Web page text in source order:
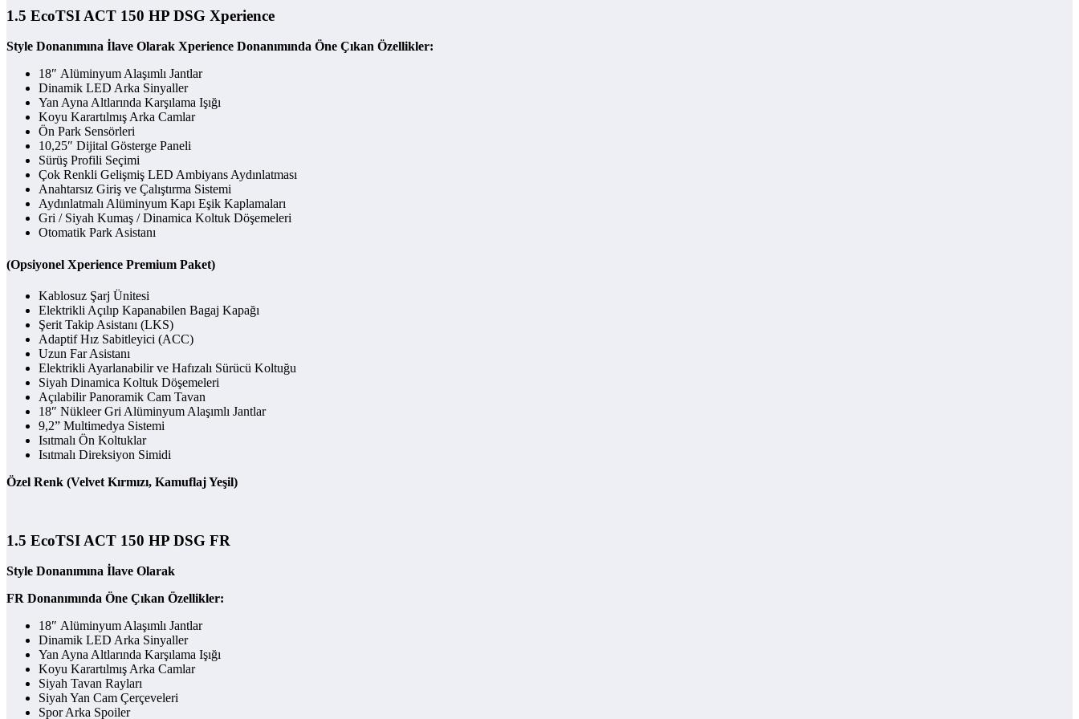
1.5 EcoTSI ACT 150 HP DSG Xperience
Style Donanımına İlave Olarak Xperience Donanımında Öne Çıkan Özellikler:
18″ Alüminyum Alaşımlı Jantlar
Dinamik LED Arka Sinyaller
Yan Ayna Altlarında Karşılama Işığı
Koyu Karartılmış Arka Camlar
Ön Park Sensörleri
10,25″ Dijital Gösterge Paneli
Sürüş Profili Seçimi
Çok Renkli Gelişmiş LED Ambiyans Aydınlatması
Anahtarsız Giriş ve Çalıştırma Sistemi
Aydınlatmalı Alüminyum Kapı Eşik Kaplamaları
Gri / Siyah Kumaş / Dinamica Koltuk Döşemeleri
Otomatik Park Asistanı
(Opsiyonel Xperience Premium Paket)
Kablosuz Şarj Ünitesi
Elektrikli Açılıp Kapanabilen Bagaj Kapağı
Şerit Takip Asistanı (LKS)
Adaptif Hız Sabitleyici (ACC)
Uzun Far Asistanı
Elektrikli Ayarlanabilir ve Hafızalı Sürücü Koltuğu
Siyah Dinamica Koltuk Döşemeleri
Açılabilir Panoramik Cam Tavan
18″ Nükleer Gri Alüminyum Alaşımlı Jantlar
9,2” Multimedya Sistemi
Isıtmalı Ön Koltuklar
Isıtmalı Direksiyon Simidi
Özel Renk (Velvet Kırmızı, Kamuflaj Yeşil)
1.5 EcoTSI ACT 150 HP DSG FR
Style Donanımına İlave Olarak
FR Donanımında Öne Çıkan Özellikler:
18″ Alüminyum Alaşımlı Jantlar
Dinamik LED Arka Sinyaller
Yan Ayna Altlarında Karşılama Işığı
Koyu Karartılmış Arka Camlar
Siyah Tavan Rayları
Siyah Yan Cam Çerçeveleri
Spor Arka Spoiler